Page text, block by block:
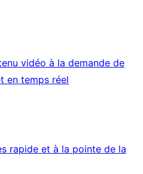
vidéo à la demande de
en temps réel
rapide et à la pointe de la